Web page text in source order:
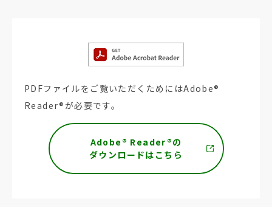
PDFファイルをご覧いただくためにはAdobe®
Reader®が必要です。
Adobe® Reader®の
ダウンロードはこちら